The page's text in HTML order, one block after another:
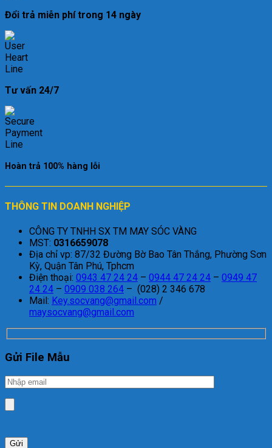
Đổi trả miễn phí trong 14 ngày
Tư vấn 24/7
Hoàn trả 100% hàng lỗi
THÔNG TIN DOANH NGHIỆP
CÔNG TY TNHH SX TM MAY SÓC VÀNG
MST: 0316659078
Địa chỉ vp: 87/32 Đường Bờ Bao Tân Thắng, Phường Sơn
Kỳ, Quận Tân Phú, Tphcm
Điện thoại: 0943 47 24 24 – 0944 47 24 24 – 0949 47
24 24 – 0909 038 264 – (028) 2 346 678
Mail: Key.socvang@gmail.com /
maysocvang@gmail.com
Gửi File Mẫu